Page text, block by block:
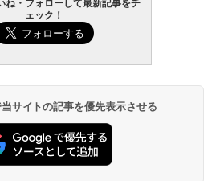
139,880
Kindle Paperwhite (16GB) 7イ
チディスプレイ、色調調節ライト、12
22,980
Kindle - 目に優しい、かさばら
ない、大きな画面で読みやすい、6週間持
ね・フォローして最新記事をチ
ェック！
サイトの記事を優先表示させる